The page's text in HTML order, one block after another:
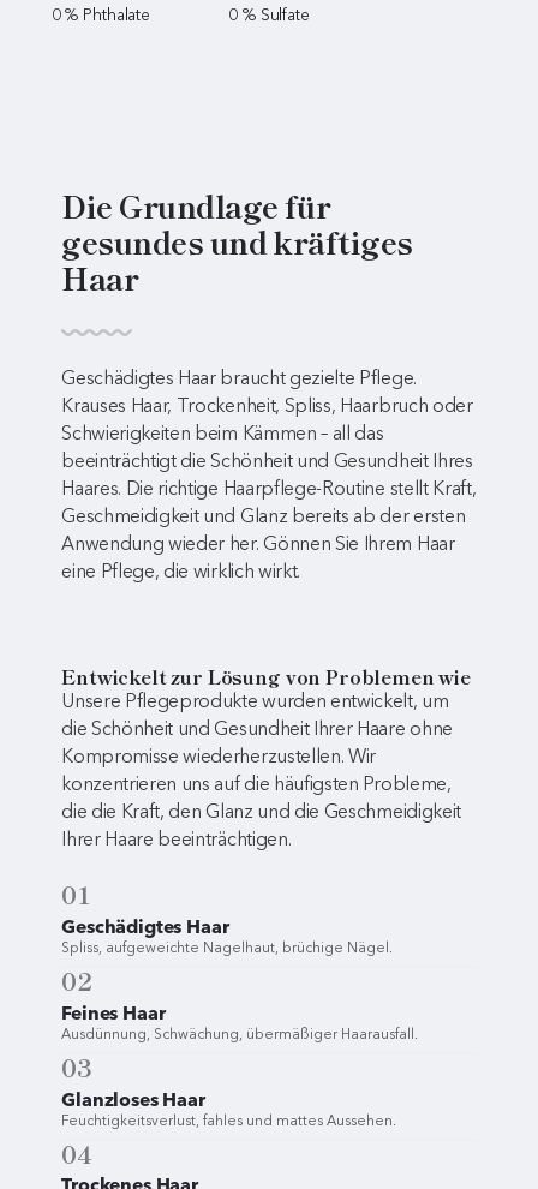
0 % Phthalate 0 % Sulfate
Die Grundlage für
gesundes und kräftiges
Haar
Geschädigtes Haar braucht gezielte Pflege.
Krauses Haar, Trockenheit, Spliss, Haarbruch oder
Schwierigkeiten beim Kämmen – all das
beeinträchtigt die Schönheit und Gesundheit Ihres
Haares. Die richtige Haarpflege-Routine stellt Kraft,
Geschmeidigkeit und Glanz bereits ab der ersten
Anwendung wieder her. Gönnen Sie Ihrem Haar
eine Pflege, die wirklich wirkt.
Entwickelt zur Lösung von Problemen wie
Unsere Pflegeprodukte wurden entwickelt, um
die Schönheit und Gesundheit Ihrer Haare ohne
Kompromisse wiederherzustellen. Wir
konzentrieren uns auf die häufigsten Probleme,
die die Kraft, den Glanz und die Geschmeidigkeit
Ihrer Haare beeinträchtigen.
01
Geschädigtes Haar
Spliss, aufgeweichte Nagelhaut, brüchige Nägel.
02
Feines Haar
Ausdünnung, Schwächung, übermäßiger Haarausfall.
03
Glanzloses Haar
Feuchtigkeitsverlust, fahles und mattes Aussehen.
04